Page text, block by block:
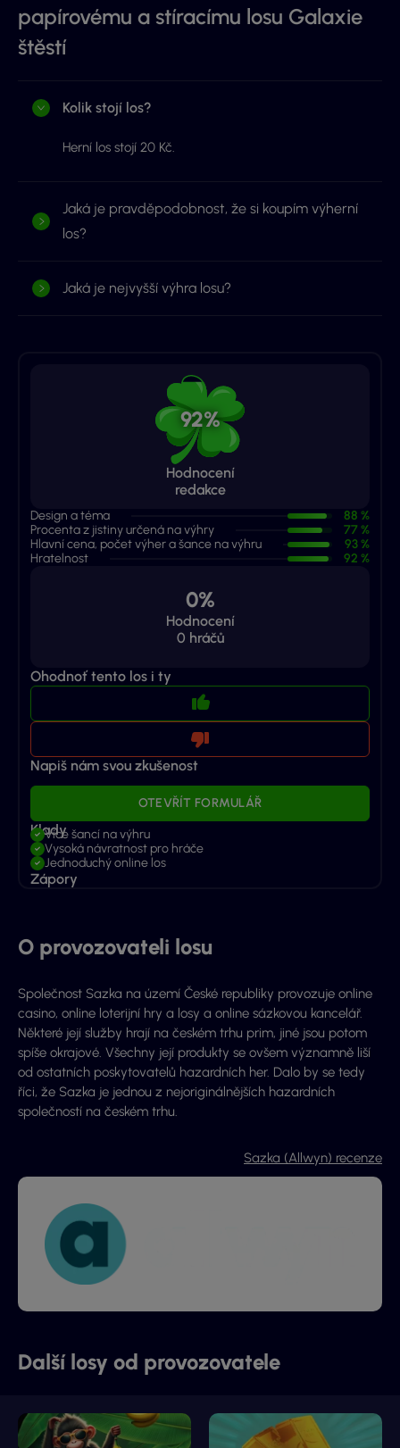
papírovému a stíracímu losu Galaxie
štěstí
Kolik stojí los?
Herní los stojí 20 Kč.
Jaká je pravděpodobnost, že si koupím výherní
los?
Jaká je nejvyšší výhra losu?
92%
Hodnocení
redakce
Design a téma
88 %
Procenta z jistiny určená na výhry
77 %
Hlavní cena, počet výher a šance na výhru
93 %
Hratelnost
92 %
0%
Hodnocení
0 hráčů
Ohodnoť tento los i ty
Napiš nám svou zkušenost
OTEVŘÍT FORMULÁŘ
Klady
Více šancí na výhru
Vysoká návratnost pro hráče
Jednoduchý online los
Zápory
O provozovateli losu
Společnost Sazka na území České republiky provozuje online
casino, online loterijní hry a losy a online sázkovou kancelář.
Některé její služby hrají na českém trhu prim, jiné jsou potom
spíše okrajové. Všechny její produkty se ovšem významně liší
od ostatních poskytovatelů hazardních her. Dalo by se tedy
říci, že Sazka je jednou z nejoriginálnějších hazardních
společností na českém trhu.
Sazka (Allwyn) recenze
Další losy od provozovatele